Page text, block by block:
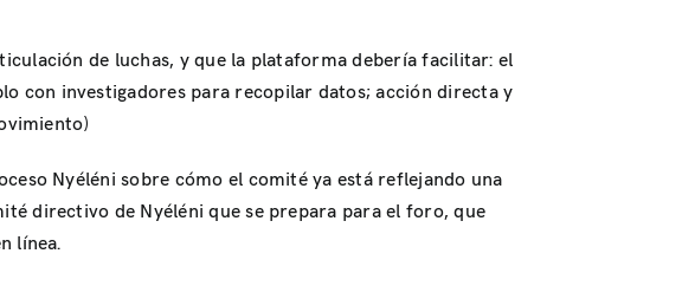
de luchas, y que la plataforma debería facilitar: el
con investigadores para recopilar datos; acción directa y
Nyéléni sobre cómo el comité ya está reflejando una
directivo de Nyéléni que se prepara para el foro, que
línea.